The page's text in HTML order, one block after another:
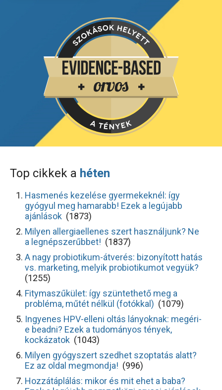
Top cikkek a héten
Hasmenés kezelése gyermekeknél: így
gyógyul meg hamarabb! Ezek a legújabb
ajánlások (1873)
Milyen allergiaellenes szert használjunk? Ne
a legnépszerűbbet! (1837)
A nagy probiotikum-átverés: bizonyított hatás
vs. marketing, melyik probiotikumot vegyük?
(1255)
Fitymaszűkület: így szüntethető meg a
probléma, műtét nélkül (fotókkal) (1079)
Ingyenes HPV-elleni oltás lányoknak: megéri-
e beadni? Ezek a tudományos tények,
kockázatok (1043)
Milyen gyógyszert szedhet szoptatás alatt?
Ez az oldal megmondja! (996)
Hozzátáplálás: mikor és mit ehet a baba?